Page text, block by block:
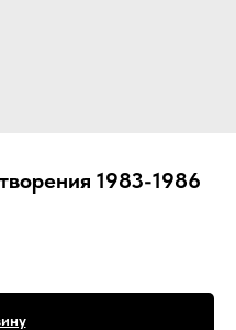
1983-1986